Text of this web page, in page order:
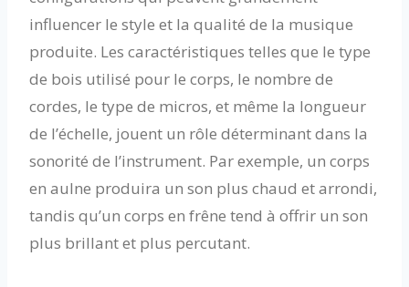
influencer le style et la qualité de la musique
produite. Les caractéristiques telles que le type
de bois utilisé pour le corps, le nombre de
cordes, le type de micros, et même la longueur
de l’échelle, jouent un rôle déterminant dans la
sonorité de l’instrument. Par exemple, un corps
en aulne produira un son plus chaud et arrondi,
tandis qu’un corps en frêne tend à offrir un son
plus brillant et plus percutant.